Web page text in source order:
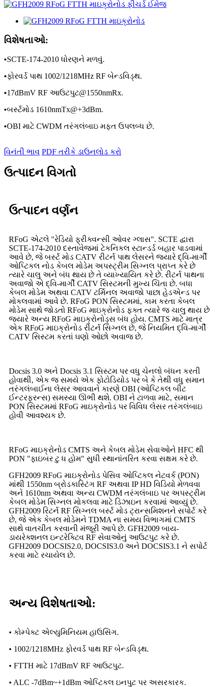
વિશેષતાઓ:
•SCTE-174-2010 ધોરણને મળવું.
•ફોરવર્ડ પાથ 1002/1218MHz RF બેન્ડવિડ્થ.
•17dBmV RF આઉટપુટ@1550nmRx.
•બર્સ્ટમોડ 1610nmTx@+3dBm.
•OBI માટે CWDM તરંગલંબાઇ મફત ઉપલબ્ધ છે.
વિનંતી ભાવ PDF તરીકે ડાઉનલોડ કરો
ઉત્પાદન વિગતો
ઉત્પાદન વર્ણન
RFoG એટલે "રેડિયો ફ્રીક્વન્સી ઓવર ગ્લાસ". SCTE દ્વારા
SCTE-174-2010 દસ્તાવેજમાં ટેકનિકલ સ્ટાન્ડર્ડ બહાર પાડવામાં
આવે છે, જે બર્સ્ટ મોડ CATV રીટર્ન પાથ લેસરને જ્યારે દ્વિ-માર્ગી
ઓપ્ટિકલ નોડ કેબલ મોડેમ અપસ્ટ્રીમ સિગ્નલ પ્રાપ્ત કરે છે
ત્યારે ચાલુ અને બંધ થાય છે તે વ્યાખ્યાયિત કરે છે. રીટર્ન પાથના
અવાજો એ દ્વિ-માર્ગી CATV સિસ્ટમની મુખ્ય ચિંતા છે. બધા
કેબલ મોડેમ અથવા CATV ટર્મિનલ અવાજો પાછા હેડએન્ડ પર
મોકલવામાં આવે છે. RFoG PON સિસ્ટમમાં, કામ કરતા કેબલ
મોડેમ સાથે જોડતો RFoG માઇક્રોનોડ ફક્ત ત્યારે જ ચાલુ થાય છે
જ્યારે અન્ય RFoG માઇક્રોનોડ્સ બંધ હોય. CMTS માટે માત્ર
એક RFoG માઇક્રોનોડ રીટર્ન સિગ્નલ છે, જે નિયમિત દ્વિ-માર્ગી
CATV સિસ્ટમ કરતાં ઘણો ઓછો અવાજ છે.
Docsis 3.0 અને Docsis 3.1 સિસ્ટમ પર વધુ ચેનલો બંધન કરતી
હોવાથી, એક જ સમયે એક ફોટોડિયોડ પર બે કે તેથી વધુ સમાન
તરંગલંબાઈના લેસર આવવાને કારણે OBI (ઓપ્ટિકલ બીટ
ઈન્ટરફરન્સ) સમસ્યા ઊભી થશે. OBI ને ટાળવા માટે, સમાન
PON સિસ્ટમમાં RFoG માઇક્રોનોડ પર વિવિધ લેસર તરંગલંબાઇ
હોવી આવશ્યક છે.
RFoG માઇક્રોનોડ CMTS અને કેબલ મોડેમ સેવાઓને HFC થી
PON "ફાઇબર ટુ ધ હોમ" સુધી સ્થાનાંતરિત કરવા સક્ષમ કરે છે.
GFH2009 RFoG માઇક્રોનોડ પેસિવ ઓપ્ટિકલ નેટવર્ક (PON)
માંથી 1550nm બ્રોડકાસ્ટિંગ RF અથવા IP HD વિડિયો મેળવવા
અને 1610nm અથવા અન્ય CWDM તરંગલંબાઇ પર અપસ્ટ્રીમ
કેબલ મોડેમ સિગ્નલ મોકલવા માટે ડિઝાઇન કરવામાં આવ્યું છે.
GFH2009 રિટર્ન RF સિગ્નલ બર્સ્ટ મોડ ટ્રાન્સમિશનને સપોર્ટ કરે
છે, જે એક કેબલ મોડેમને TDMA ના સમય વિભાગમાં CMTS
સાથે વાતચીત કરવાની મંજૂરી આપે છે. GFH2009 બાય-
ડાયરેક્શનલ ઇન્ટરેક્ટિવ RF સેવાઓનું આઉટપુટ કરે છે.
GFH2009 DOCSIS2.0, DOCSIS3.0 અને DOCSIS3.1 ને સપોર્ટ
કરવા માટે રચાયેલ છે.
અન્ય વિશેષતાઓ:
• કોમ્પેક્ટ એલ્યુમિનિયમ હાઉસિંગ.
• 1002/1218MHz ફોરવર્ડ પાથ RF બેન્ડવિડ્થ.
• FTTH માટે 17dBmV RF આઉટપુટ.
• ALC -7dBm~+1dBm ઓપ્ટિકલ ઇનપુટ પર અસરકારક.